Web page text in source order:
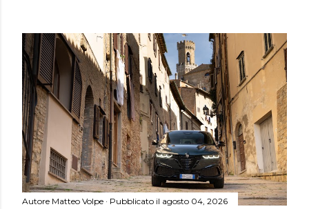
Autore Matteo Volpe Pubblicato il agosto 04, 2026